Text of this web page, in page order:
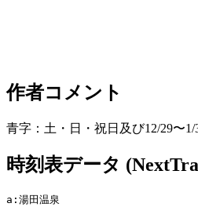
作者コメント
青字：土・日・祝日及び12/29〜
時刻表データ
a:湯田温泉